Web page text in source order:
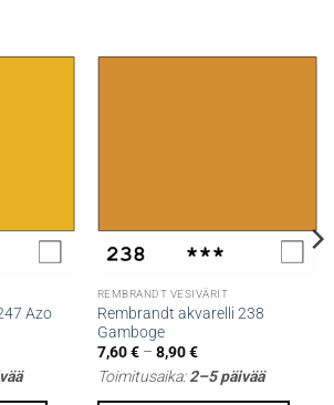
Azo
REMBRANDT VESIVÄRIT
Rembrandt akvarelli 238
Gamboge
7,60€ – 8,90€Hintaluokka:
-
Toimitusaika:2–5 päivää